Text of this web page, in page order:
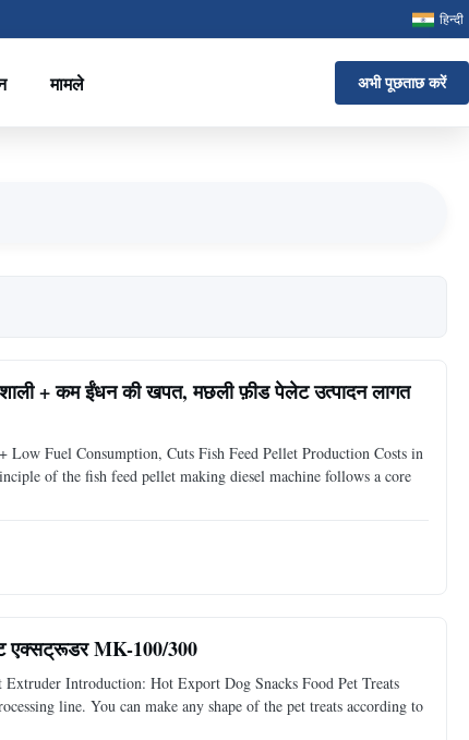
हिन्दी
मामले अभी पूछताछ करें
+ कम ईंधन की खपत, मछली फ़ीड पेलेट उत्पादन लागत
Fuel Consumption, Cuts Fish Feed Pellet Production Costs in
of the fish feed pellet making diesel machine follows a core
एक्सट्रूडर MK-100/300
Introduction: Hot Export Dog Snacks Food Pet Treats
line. You can make any shape of the pet treats according to